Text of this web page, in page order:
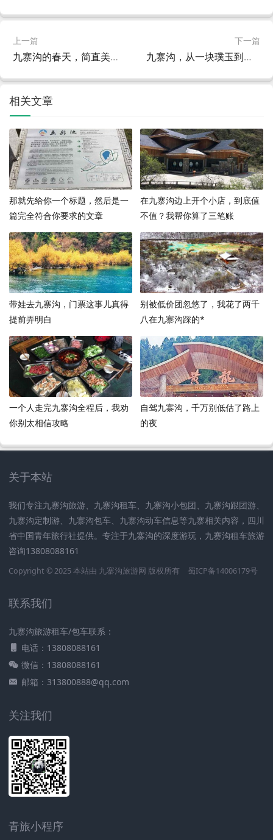
上一篇
九寨沟的春天，简直美得不像话！这份自驾攻略请收好
下一篇
九寨沟，从一块璞玉到世界级景区的蜕变，这条路走了多少年？
相关文章
那就先给你一个标题，然后是一
篇完全符合你要求的文章
在九寨沟边上开个小店，到底值
不值？我帮你算了三笔账
带娃去九寨沟，门票这事儿真得
提前弄明白
别被低价团忽悠了，我花了两千
八在九寨沟踩的*
一个人走完九寨沟全程后，我劝
你别太相信攻略
自驾九寨沟，千万别低估了路上
的夜
关于本站
我们专注九寨沟旅游、九寨沟租车、九寨沟小包团、九寨沟跟团游、
九寨沟定制游、九寨沟包车、九寨沟动车信息等九寨相关内容，四川
省中国青年旅行社提供。专注于九寨沟的深度游玩，九赛沟租车旅游
咨询13808088161
Copyright © 2025 本站由 九寨沟旅游网 版权所有 蜀ICP备14006179号
联系我们
九寨沟旅游租车/包车联系：
电话：13808088161
微信：13808088161
邮箱：313800888@qq.com
关注我们
青旅小程序